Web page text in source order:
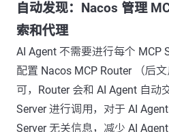
自动发现：Nacos 管理
索和代理
AI Agent 不需要进行每个 MCP
配置 Nacos MCP Router （后
可，Router 会和 AI Agent 自动
Server 进行调用，对于 AI
Server 无关信息，减少 AI